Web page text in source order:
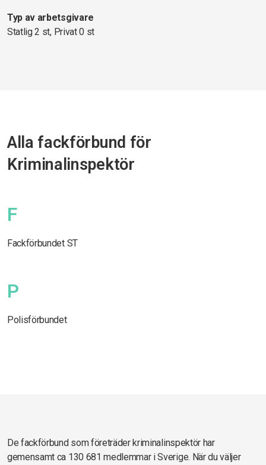
Typ av arbetsgivare
Statlig 2 st, Privat 0 st
Alla fackförbund för
Kriminalinspektör
F
Fackförbundet ST
P
Polisförbundet
De fackförbund som företräder kriminalinspektör har
gemensamt ca 130 681 medlemmar i Sverige. När du väljer